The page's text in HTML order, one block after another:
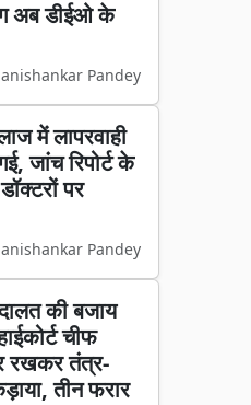
अब डीईओ के
Pandey
में लापरवाही
जांच रिपोर्ट के
पर
Pandey
की बजाय
चीफ
रखकर तंत्र-
तीन फरार